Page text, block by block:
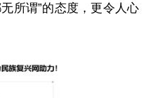
所谓”的态度，更令人心